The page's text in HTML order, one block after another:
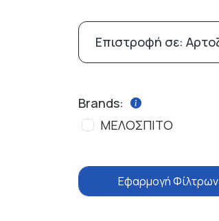
Brands:
ΜΕΛΟΣΠΙΤΟ
Εφαρμογή Φίλτρων